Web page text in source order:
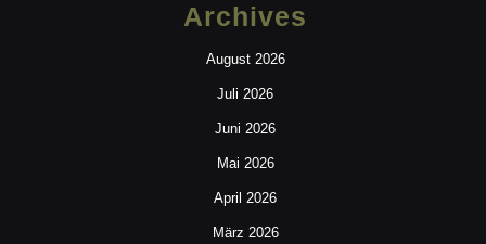
Archives
August 2026
Juli 2026
Juni 2026
Mai 2026
April 2026
März 2026